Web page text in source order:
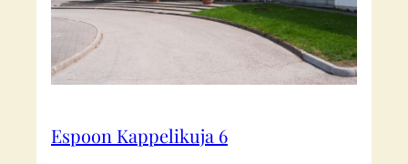
Espoon Kappelikuja 6